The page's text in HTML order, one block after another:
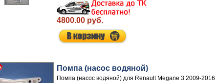
4800.00 руб.
Помпа (насос водяной)
Помпа (насос водяной) для Renault Megane 3 2009-2016